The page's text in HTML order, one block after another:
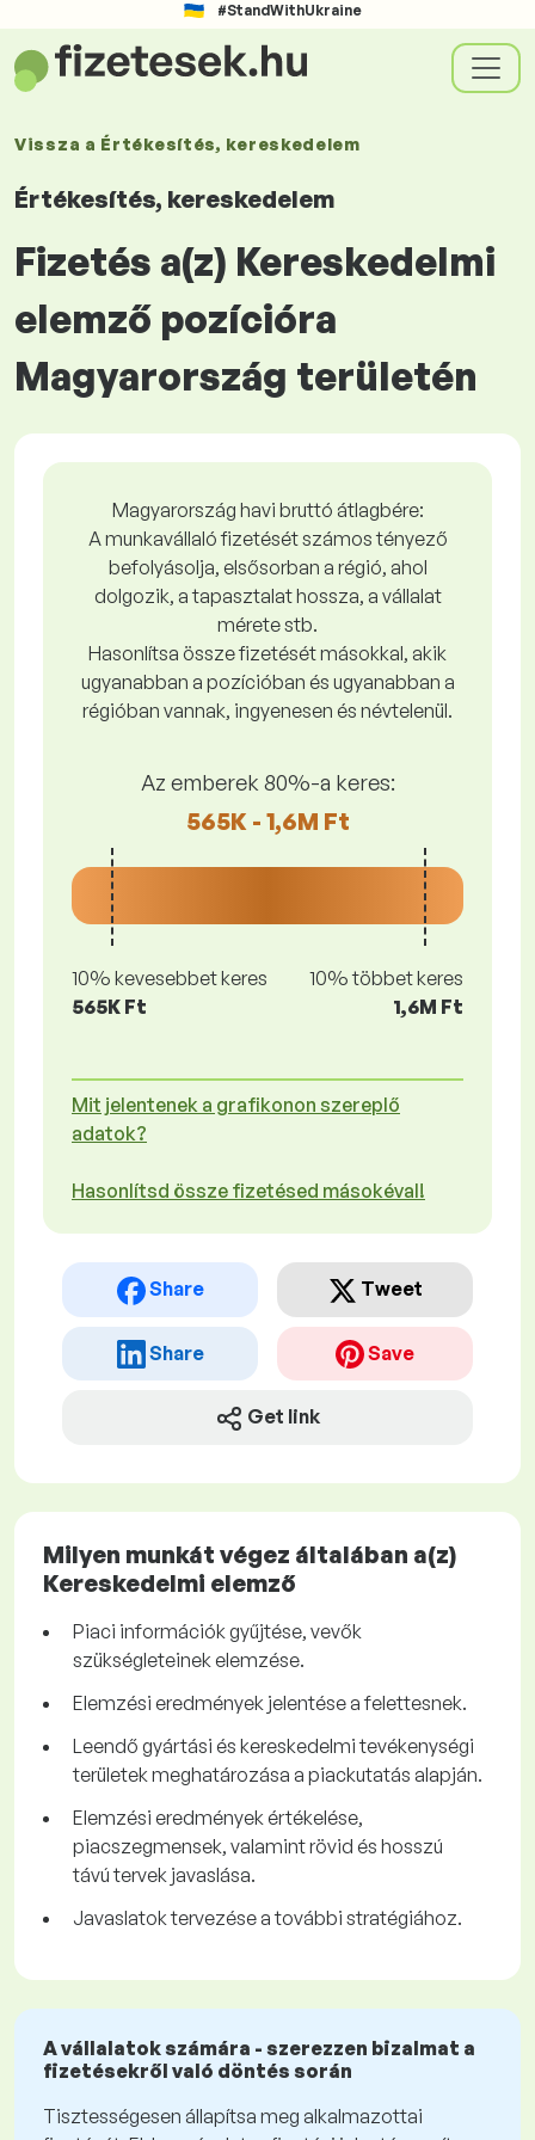
#StandWithUkraine
Vissza a Értékesítés, kereskedelem
Értékesítés, kereskedelem
Fizetés a(z) Kereskedelmi
elemző pozícióra
Magyarország területén
Magyarország havi bruttó átlagbére:
A munkavállaló fizetését számos tényező
befolyásolja, elsősorban a régió, ahol
dolgozik, a tapasztalat hossza, a vállalat
mérete stb.
Hasonlítsa össze fizetését másokkal, akik
ugyanabban a pozícióban és ugyanabban a
régióban vannak, ingyenesen és névtelenül.
Az emberek 80%-a keres:
565K - 1,6M Ft
10% kevesebbet keres
565K Ft
10% többet keres
1,6M Ft
Mit jelentenek a grafikonon szereplő
adatok?
Hasonlítsd össze fizetésed másokéval!
Share Tweet
Share Save
Get link
Milyen munkát végez általában a(z)
Kereskedelmi elemző
Piaci információk gyűjtése, vevők
szükségleteinek elemzése.
Elemzési eredmények jelentése a felettesnek.
Leendő gyártási és kereskedelmi tevékenységi
területek meghatározása a piackutatás alapján.
Elemzési eredmények értékelése,
piacszegmensek, valamint rövid és hosszú
távú tervek javaslása.
Javaslatok tervezése a további stratégiához.
A vállalatok számára - szerezzen bizalmat a
fizetésekről való döntés során
Tisztességesen állapítsa meg alkalmazottai